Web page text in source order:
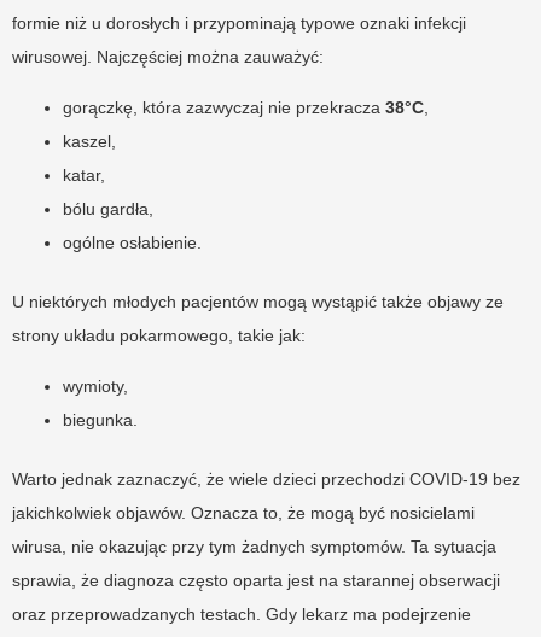
formie niż u dorosłych i przypominają typowe oznaki infekcji
wirusowej. Najczęściej można zauważyć:
gorączkę, która zazwyczaj nie przekracza 38°C
kaszel,
katar,
bólu gardła,
ogólne osłabienie.
U niektórych młodych pacjentów mogą wystąpić także objawy ze
strony układu pokarmowego, takie jak:
wymioty,
biegunka.
Warto jednak zaznaczyć, że wiele dzieci przechodzi COVID-19 bez
jakichkolwiek objawów. Oznacza to, że mogą być nosicielami
wirusa, nie okazując przy tym żadnych symptomów. Ta sytuacja
sprawia, że diagnoza często oparta jest na starannej obserwacji
oraz przeprowadzanych testach. Gdy lekarz ma podejrzenie